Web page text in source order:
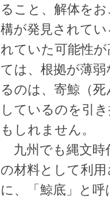
ること、解体を
構が発見されて
れていた可能性
ては、根拠が薄
るのは、寄鯨（
しているのを引
もしれません。
九州でも縄文時
の材料として利
に、「鯨底」と